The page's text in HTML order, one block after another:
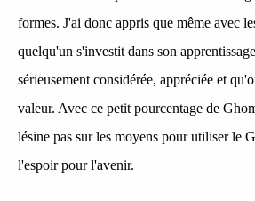
formes. J'ai donc appris que même avec
quelqu'un s'investit dans son
sérieusement considérée, appréciée et
valeur. Avec ce petit pourcentage de
lésine pas sur les moyens pour utiliser le
l'espoir pour l'avenir.